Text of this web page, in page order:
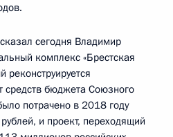
сегодня Владимир
комплекс «Брестская
реконструируется
средств бюджета Союзного
потрачено в 2018 году
и проект, переходящий